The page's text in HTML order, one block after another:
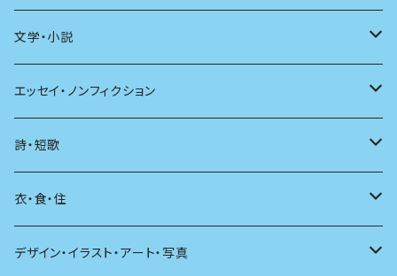
文学・小説
日本
海外
日本語
文学理論
エッセイ・ノンフィクション
エッセイ
日記
ノンフィクション
詩・短歌
詩
短歌
衣・食・住
着る
デザイン・イラスト・アート・写真